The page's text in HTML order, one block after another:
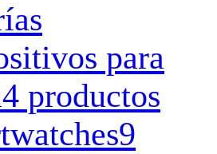
para
4 productos
9